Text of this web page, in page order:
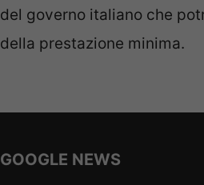
del governo italiano che
della prestazione minima.
GOOGLE NEWS